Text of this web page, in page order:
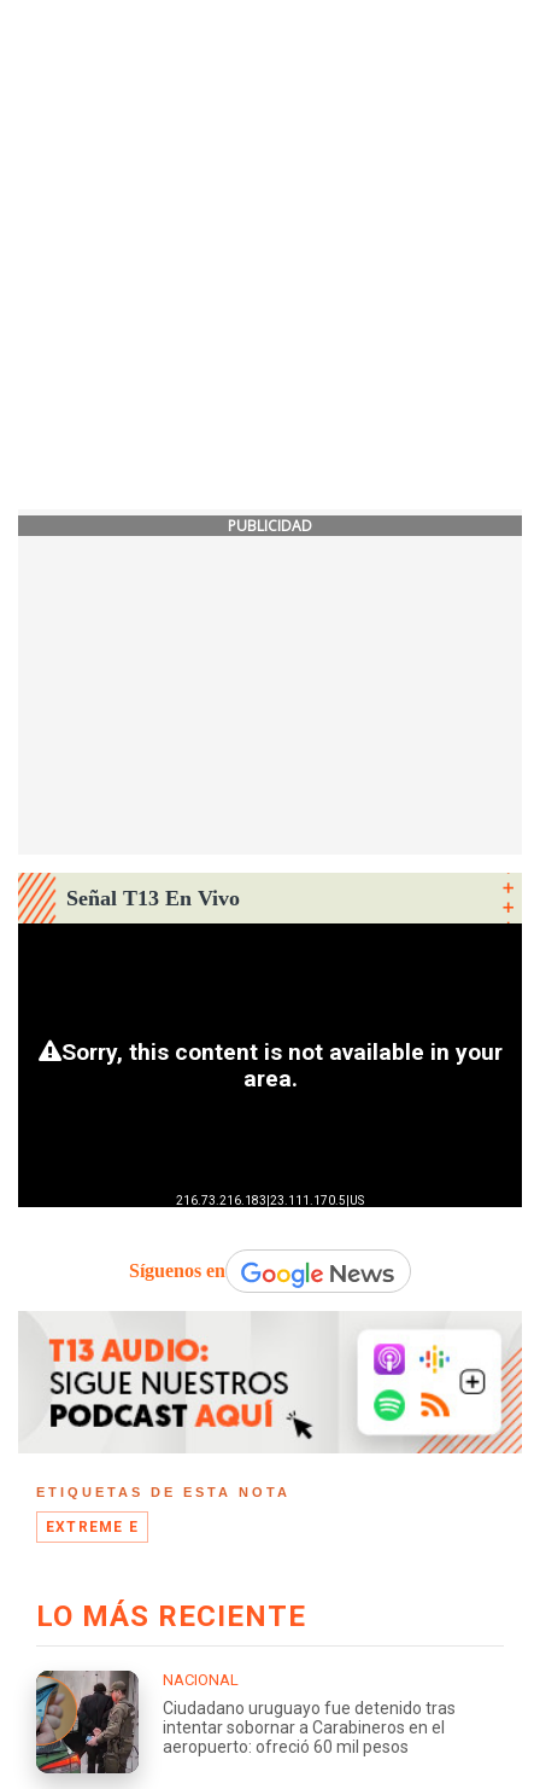
PUBLICIDAD
Señal T13 En Vivo
Síguenos en
ETIQUETAS DE ESTA NOTA
EXTREME E
LO MÁS RECIENTE
NACIONAL
Ciudadano uruguayo fue detenido tras
intentar sobornar a Carabineros en el
aeropuerto: ofreció 60 mil pesos